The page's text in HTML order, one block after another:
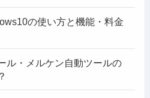
の使い方と機能・料金
ル・メルケン自動ツールの